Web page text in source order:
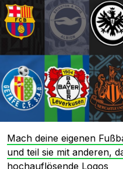
Mach deine eigenen
und teil sie mit anderen,
hochauflösende Logos